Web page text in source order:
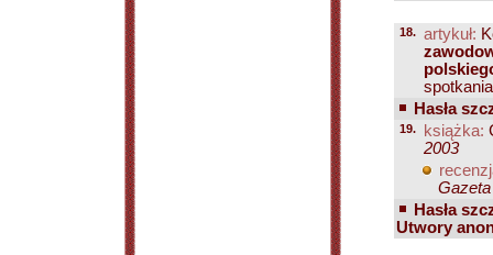
18. artykuł:
Hasła
19. książka:
2003
Hasła
Utwory